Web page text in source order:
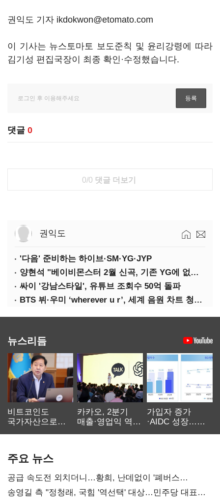
권익도 기자 ikdokwon@etomato.com
이 기사는 뉴스토마토 보도준칙 및 윤리강령에 따라
김기성 편집국장이 최종 확인·수정했습니다.
댓글 0
0/0 댓글 더보기
권익도
'다음' 준비하는 하이브·SM·YG·JYP
양현석 "베이비몬스터 2월 신곡, 기존 YG에 없던 노래"
싸이 '강남스타일', 유튜브 조회수 50억 돌파
BTS 뷔·우미 ‘wherever u r’, 세계 음원 차트 청신호
뉴스리듬
비트코인도
국가자산으로…'
카카오, 2분기
매출·영업익 역대
가입자 증가
·AIDC 성장…
주요 뉴스
공급 속도전 외치더니…황희, 난데없이 '폐버스
리모델링' 제안
송영길 측 "정청래, 국힘 '역선택' 대상…민주당 대표로